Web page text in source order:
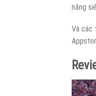
năng
Và các